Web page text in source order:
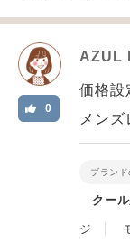
AZUL
0
価格設
メン
ブランド
クー
ジ